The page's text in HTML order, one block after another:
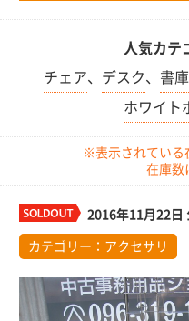
人気カテ
チェア、 デスク、 書庫
ホワイト
※表示されている
在庫数
2016年11月22日
カテゴリー： アクセサリ